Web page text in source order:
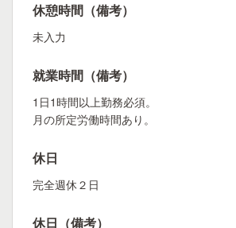
休憩時間（備考）
未入力
就業時間（備考）
1日1時間以上勤務必須。
月の所定労働時間あり。
休日
完全週休２日
休日（備考）